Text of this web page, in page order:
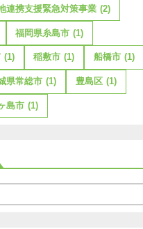
連携支援緊急対策事業 (2)
福岡県糸島市 (1)
(1) 稲敷市 (1) 船橋市 (1)
県常総市 (1) 豊島区 (1)
島市 (1)